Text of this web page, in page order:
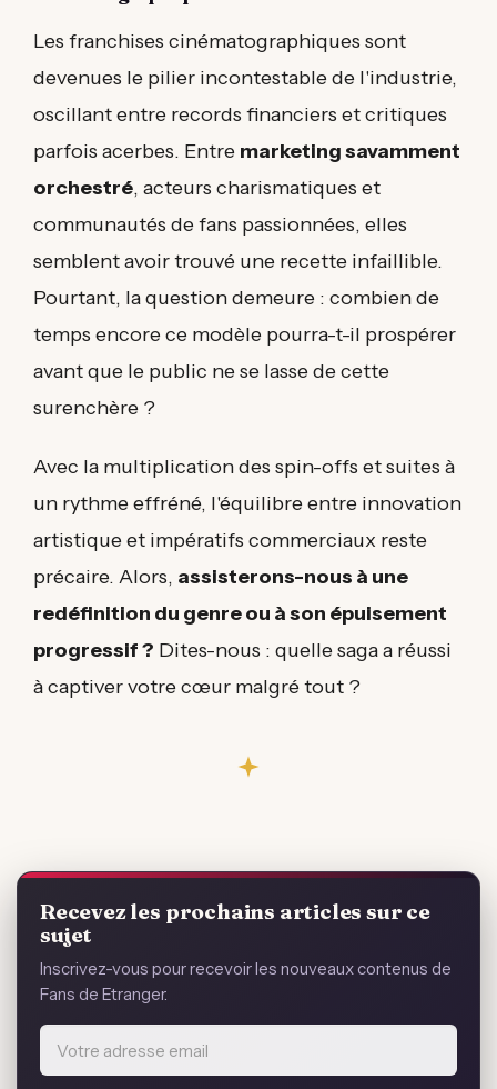
Les franchises cinématographiques sont
devenues le pilier incontestable de l'industrie,
oscillant entre records financiers et critiques
parfois acerbes. Entre marketing savamment
orchestré, acteurs charismatiques et
communautés de fans passionnées, elles
semblent avoir trouvé une recette infaillible.
Pourtant, la question demeure : combien de
temps encore ce modèle pourra-t-il prospérer
avant que le public ne se lasse de cette
surenchère ?
Avec la multiplication des spin-offs et suites à
un rythme effréné, l'équilibre entre innovation
artistique et impératifs commerciaux reste
précaire. Alors, assisterons-nous à une
redéfinition du genre ou à son épuisement
progressif ? Dites-nous : quelle saga a réussi
à captiver votre cœur malgré tout ?
Recevez les prochains articles sur ce
sujet
Inscrivez-vous pour recevoir les nouveaux contenus de
Fans de Etranger.